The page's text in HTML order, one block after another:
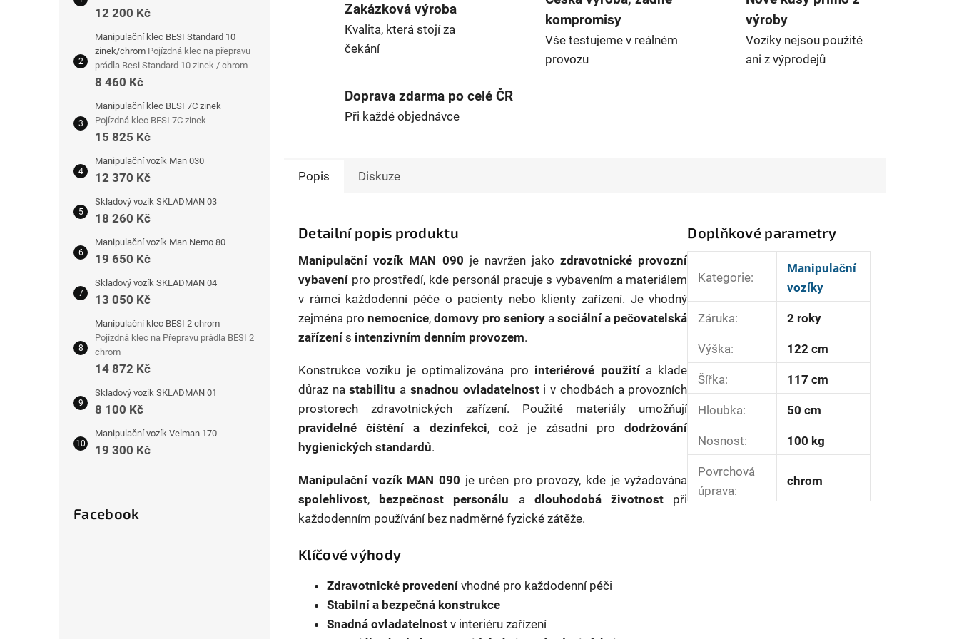
12 200 Kč
Manipulační klec BESI Standard 10
zinek/chrom Pojízdná klec na přepravu
prádla Besi Standard 10 zinek / chrom
8 460 Kč
Manipulační klec BESI 7C zinek
Pojízdná klec BESI 7C zinek
15 825 Kč
Manipulační vozík Man 030
12 370 Kč
Skladový vozík SKLADMAN 03
18 260 Kč
Manipulační vozík Man Nemo 80
19 650 Kč
Skladový vozík SKLADMAN 04
13 050 Kč
Manipulační klec BESI 2 chrom
Pojízdná klec na Přepravu prádla BESI 2
chrom
14 872 Kč
Skladový vozík SKLADMAN 01
8 100 Kč
Manipulační vozík Velman 170
19 300 Kč
Facebook
A
Zakázková výroba
Kvalita, která stojí za
čekání
kompromisy
Vše testujeme v reálném
provozu
výroby
Vozíky nejsou použité
ani z výprodejů
Doprava zdarma po celé ČR
Při každé objednávce
Popis Diskuze
Detailní popis produktu
Manipulační vozík MAN 090 je navržen jakozdravotnické provozní
vybavenípro prostředí, kde personál pracuje s vybavením a materiálem
v rámci každodenní péče o pacienty nebo klienty zařízení. Je vhodný
zejména pronemocnice,domovy pro senioryasociální a pečovatelská
zařízenís intenzivním denním provozem.
Konstrukce vozíku je optimalizována pro interiérové použitía klade
důraz nastabilitu a snadnou ovladatelnosti v chodbách a provozních
prostorech zdravotnických zařízení. Použité materiály umožňují
pravidelné čištění a dezinfekci, což je zásadní prododržování
hygienických standardů.
Manipulační vozík MAN 090 je určen pro provozy, kde je vyžadována
spolehlivost, bezpečnost personálu a dlouhodobá životnost při
každodenním používání bez nadměrné fyzické zátěže.
Klíčové výhody
Zdravotnické provedenívhodné pro každodenní péči
Stabilní a bezpečná konstrukce
Snadná ovladatelnost v interiéru zařízení
Doplňkové parametry
Kategorie:
Manipulační
vozíky
Záruka: 2 roky
Výška: 122 cm
Šířka: 117 cm
Hloubka: 50 cm
Nosnost: 100 kg
Povrchová
úprava:
chrom